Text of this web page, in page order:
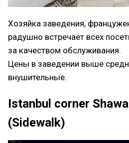
Хозяйка заведения,
радушно встречает всех
за качеством обслуживания.
Цены в заведении выше
внушительные.
Istanbul corner
(Sidewalk)